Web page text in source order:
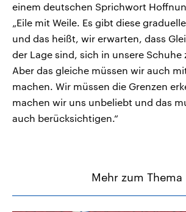
einem deutschen Sprichwort
„Eile mit Weile. Es gibt diese
und das heißt, wir erwarten, dass
der Lage sind, sich in unsere Schuhe
Aber das gleiche müssen wir auch
machen. Wir müssen die Grenzen
machen wir uns unbeliebt und das
auch berücksichtigen.“
Mehr zum Thema